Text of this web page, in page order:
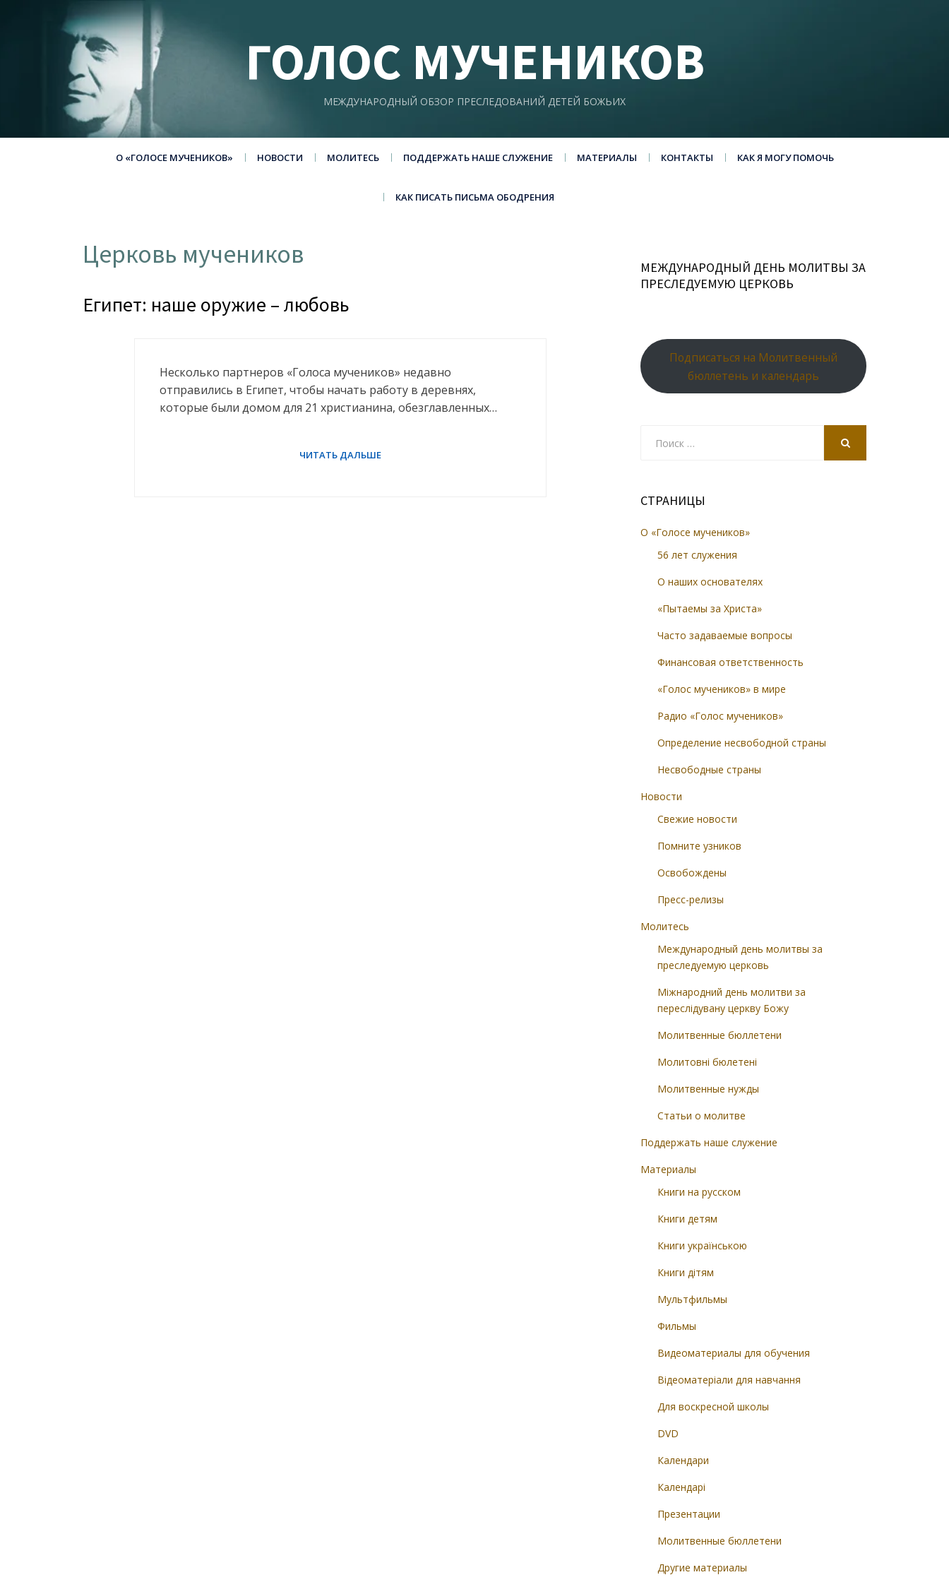
ГОЛОС МУЧЕНИКОВ
МЕЖДУНАРОДНЫЙ ОБЗОР ПРЕСЛЕДОВАНИЙ ДЕТЕЙ БОЖЬИХ
О «ГОЛОСЕ МУЧЕНИКОВ» НОВОСТИ МОЛИТЕСЬ ПОДДЕРЖАТЬ НАШЕ СЛУЖЕНИЕ МАТЕРИАЛЫ КОНТАКТЫ КАК Я МОГУ ПОМОЧЬ
КАК ПИСАТЬ ПИСЬМА ОБОДРЕНИЯ
Церковь мучеников
Египет: наше оружие – любовь
Несколько партнеров «Голоса мучеников» недавно
отправились в Египет, чтобы начать работу в деревнях,
которые были домом для 21 христианина, обезглавленных…
МЕЖДУНАРОДНЫЙ ДЕНЬ МОЛИТВЫ ЗА
ПРЕСЛЕДУЕМУЮ ЦЕРКОВЬ
Подписаться на Молитвенный
бюллетень и календарь
СТРАНИЦЫ
О «Голосе мучеников»
56 лет служения
О наших основателях
«Пытаемы за Христа»
Часто задаваемые вопросы
Финансовая ответственность
«Голос мучеников» в мире
Радио «Голос мучеников»
Определение несвободной страны
Несвободные страны
Новости
Свежие новости
Помните узников
Освобождены
Пресс-релизы
Молитесь
Международный день молитвы за
преследуемую церковь
Міжнародний день молитви за
переслідувану церкву Божу
Молитвенные бюллетени
Молитовні бюлетені
Молитвенные нужды
Статьи о молитве
Поддержать наше служение
Материалы
Книги на русском
Книги детям
Книги українською
Книги дітям
Мультфильмы
Фильмы
Видеоматериалы для обучения
Відеоматеріали для навчання
Для воскресной школы
DVD
Календари
Календарі
Презентации
Молитвенные бюллетени
Другие материалы